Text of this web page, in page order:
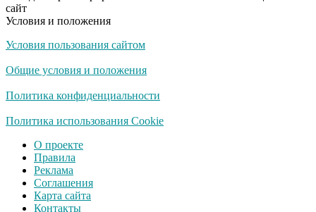
сайт
Условия и положения
Условия пользования сайтом
Общие условия и положения
Политика конфиденциальности
Политика использования Cookie
О проекте
Правила
Реклама
Соглашения
Карта сайта
Контакты